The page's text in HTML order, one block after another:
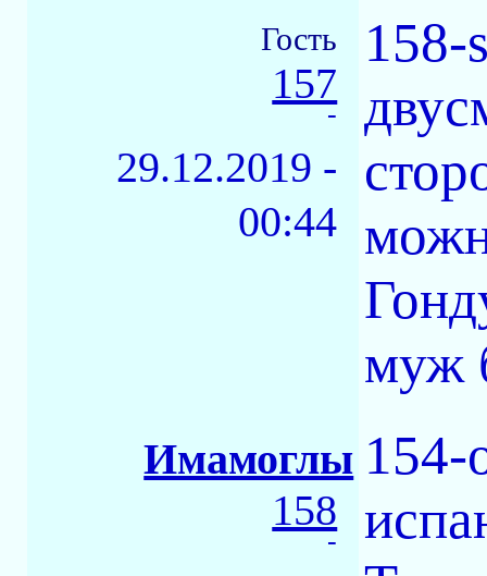
Гость
157
-
29.12.2019 -
00:44
158-
муж
Имамоглы
158
-
154-